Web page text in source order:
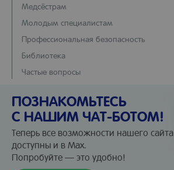
Медсёстрам
Молодым специалистам
Профессиональная безопасность
Библиотека
Частые вопросы
ПОЗНАКОМЬТЕСЬ
С НАШИМ ЧАТ-БОТОМ!
Теперь все возможности нашего сайта
доступны и в Max.
Попробуйте — это удобно!